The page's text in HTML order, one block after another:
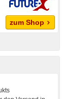
zum Shop